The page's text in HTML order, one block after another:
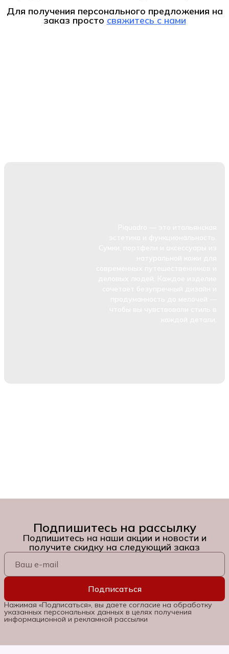
Для получения персонального предложения на
заказ просто свяжитесь с нами
Подпишитесь на рассылку
Подпишитесь на наши акции и новости и
получите скидку на следующий заказ
Подписаться
Нажимая «Подписаться», вы даете согласие на обработку
указанных персональных данных в целях получения
информационной и рекламной рассылки